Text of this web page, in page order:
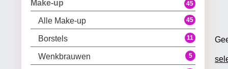
Make-up 45
Alle Make-up 45
Borstels 11
Wenkbrauwen 5